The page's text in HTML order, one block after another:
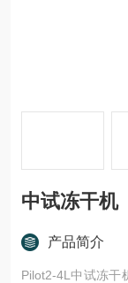
中试冻干机
产品简介
Pilot2-4L中试冻干